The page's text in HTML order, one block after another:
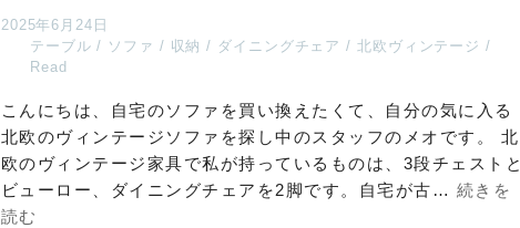
2025年6月24日
テーブル
ソファ 収納 ダイニングチェア
北欧ヴィンテージ
Read
こんにちは、自宅のソファを買い換えたくて、自分の気に入る
北欧のヴィンテージソファを探し中のスタッフのメオです。 北
欧のヴィンテージ家具で私が持っているものは、3段チェストと
ビューロー、ダイニングチェアを2脚です。自宅が古… 続きを
読む